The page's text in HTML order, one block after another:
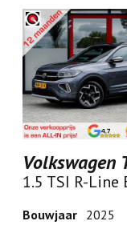
Volkswagen
1.5 TSI R-
Bouwjaar 2025